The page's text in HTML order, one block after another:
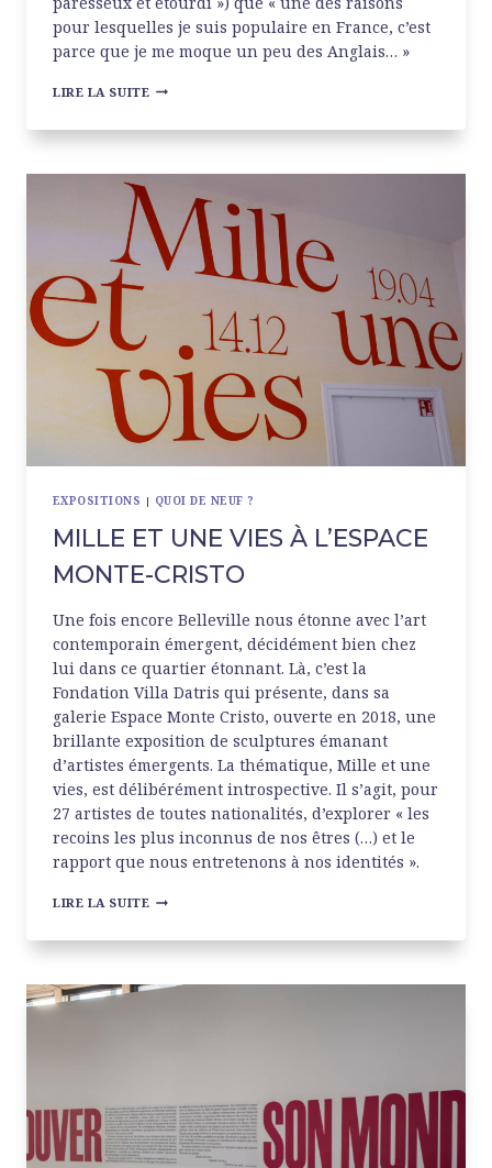
pour lesquelles je suis populaire en France, c’est
parce que je me moque un peu des Anglais… »
LIRE LA SUITE MARTIN
EXPOSITIONS | QUOI DE NEUF ?
MILLE ET UNE VIES À L’ESPACE
MONTE-CRISTO
Une fois encore Belleville nous étonne avec l’art
contemporain émergent, décidément bien chez
lui dans ce quartier étonnant. Là, c’est la
Fondation Villa Datris qui présente, dans sa
galerie Espace Monte Cristo, ouverte en 2018, une
brillante exposition de sculptures émanant
d’artistes émergents. La thématique, Mille et une
vies, est délibérément introspective. Il s’agit, pour
27 artistes de toutes nationalités, d’explorer « les
recoins les plus inconnus de nos êtres (…) et le
rapport que nous entretenons à nos identités ».
LIRE LA SUITE MILLE
UNE
L’ESPACE